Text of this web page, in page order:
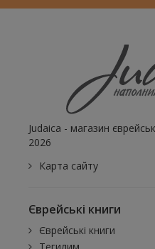
Judaica - магазин
2026
Карта сайту
Єврейські книги
Єврейські книги